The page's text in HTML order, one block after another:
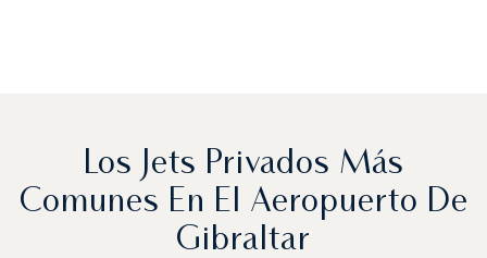
Los Jets Privados Más
Comunes En El Aeropuerto De
Gibraltar